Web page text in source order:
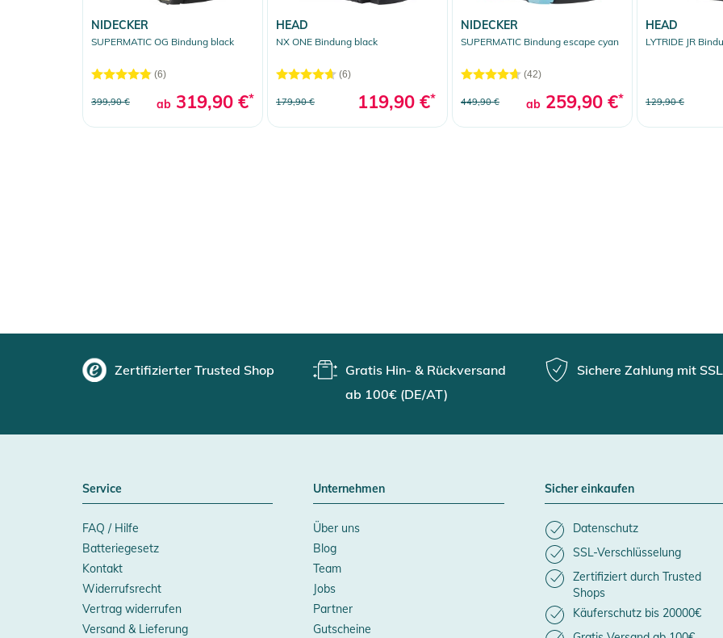
NIDECKER
SUPERMATIC OG Bindung black
(6)
399,90 € ab 319,90 €*
HEAD
NX ONE Bindung black
(6)
179,90 € 119,90 €*
NIDECKER
SUPERMATIC Bindung escape cyan
(42)
449,90 € ab 259,90 €*
HEAD
LYTRIDE JR
129,90 €
Zertifizierter Trusted Shop
Gratis Hin- & Rückversand
ab 100€ (DE/AT)
Sichere Zahlung mit SSL
Service
FAQ / Hilfe
Batteriegesetz
Kontakt
Widerrufsrecht
Vertrag widerrufen
Versand & Lieferung
Unternehmen
Über uns
Blog
Team
Jobs
Partner
Gutscheine
Sicher einkaufen
Datenschutz
SSL-Verschlüsselung
Zertifiziert durch Trusted
Shops
Käuferschutz bis 20000€